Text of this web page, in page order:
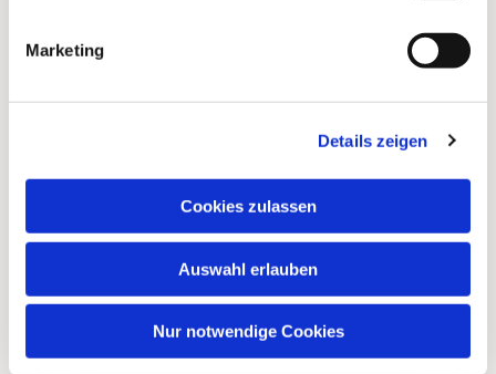
Marketing
Details zeigen
Cookies zulassen
Auswahl erlauben
Nur notwendige Cookies